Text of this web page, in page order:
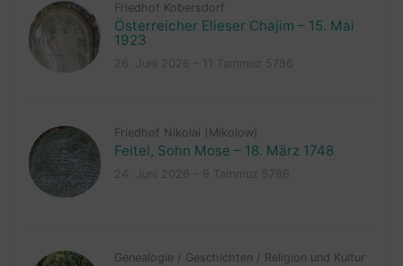
Friedhof Kobersdorf
Österreicher Elieser Chajim – 15. Mai
1923
Friedhof Nikolai (Mikolow)
Feitel, Sohn Mose – 18. März 1748
Genealogie / Geschichten / Religion und Kultur